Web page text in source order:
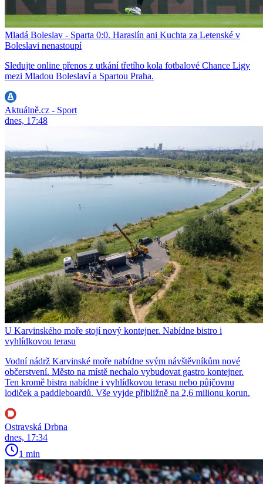
Mladá Boleslav - Sparta 0:0. Haraslín ani Kuchta za Letenské v
Boleslavi nenastoupí
Sledujte online přenos z utkání třetího kola fotbalové Chance Ligy
mezi Mladou Boleslaví a Spartou Praha.
Aktuálně.cz - Sport
dnes, 17:48
U Karvinského moře stojí nový kontejner. Nabídne bistro i
vyhlídkovou terasu
Vodní nádrž Karvinské moře nabídne svým návštěvníkům nové
občerstvení. Město na místě nechalo vybudovat gastro kontejner.
Ten kromě bistra nabídne i vyhlídkovou terasu nebo půjčovnu
lodiček a paddleboardů. Vše vyjde přibližně na 2,6 milionu korun.
Ostravská Drbna
dnes, 17:34
1 min